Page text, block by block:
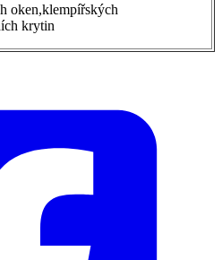
oken,klempířských
krytin